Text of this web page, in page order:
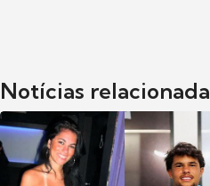
Notícias